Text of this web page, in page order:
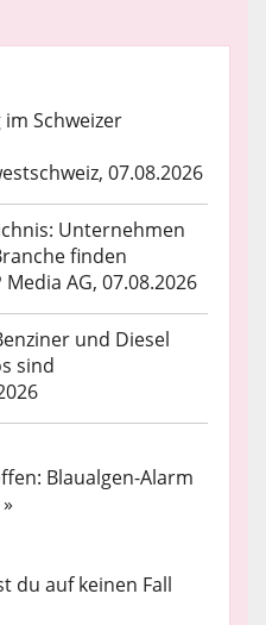
Schweizer
07.08.2026
Unternehmen
finden
AG, 07.08.2026
und Diesel
sind
Blaualgen-Alarm
du auf keinen Fall